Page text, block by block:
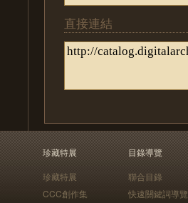
直接連結
珍藏特展
珍藏特展
CCC創作集
目錄導覽
聯合目錄
快速關鍵詞導覽